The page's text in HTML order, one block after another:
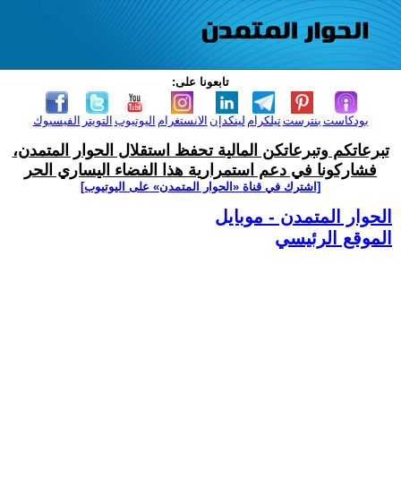
تابعونا على:
الفيسبوك التويتر اليوتيوب الانستغرام لينكدإن تيلكرامبنترست بودكاست
تبرعاتكم وتبرعاتكن المالية تحفظ استقلال الحوار المتمدن،
فشاركونا في دعم استمرارية هذا الفضاء اليساري الحر
[اشترك في قناة ‫«الحوار المتمدن» على اليوتيوب]
الحوار المتمدن - موبايل
الموقع الرئيسي